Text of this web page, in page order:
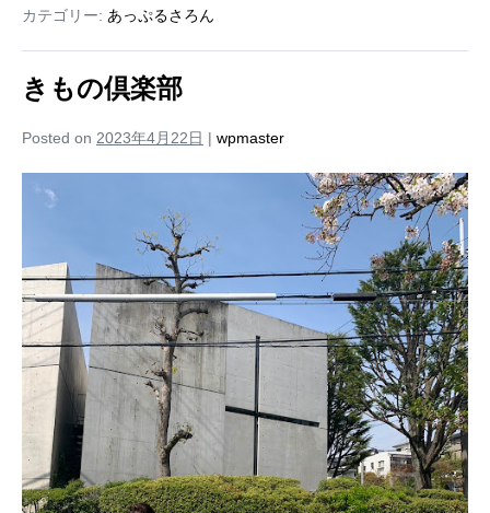
カテゴリー: あっぷるさろん
きもの倶楽部
Posted on 2023年4月22日 | wpmaster